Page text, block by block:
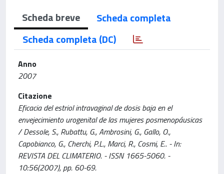
Scheda breve
Scheda completa
Scheda completa (DC)
Anno
2007
Citazione
Eficacia del estriol intravaginal de dosis baja en el
envejecimiento urogenital de las mujeres posmenopáusicas
/ Dessole, S., Rubattu, G., Ambrosini, G., Gallo, O.,
Capobianco, G., Cherchi, P.L., Marci, R., Cosmi, E.. - In:
REVISTA DEL CLIMATERIO. - ISSN 1665-5060. -
10:56(2007), pp. 60-69.